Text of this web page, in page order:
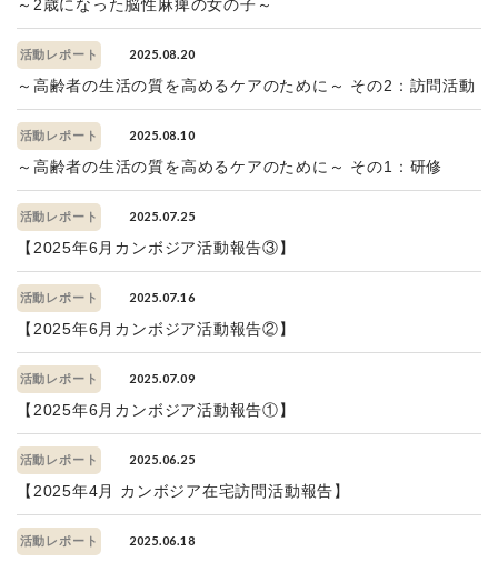
～2歳になった脳性麻痺の女の子～
活動レポート 2025.08.20
～高齢者の生活の質を高めるケアのために～ その2：訪問活動
活動レポート 2025.08.10
～高齢者の生活の質を高めるケアのために～ その1：研修
活動レポート 2025.07.25
【2025年6月カンボジア活動報告③】
活動レポート 2025.07.16
【2025年6月カンボジア活動報告②】
活動レポート 2025.07.09
【2025年6月カンボジア活動報告①】
活動レポート 2025.06.25
【2025年4月 カンボジア在宅訪問活動報告】
活動レポート 2025.06.18